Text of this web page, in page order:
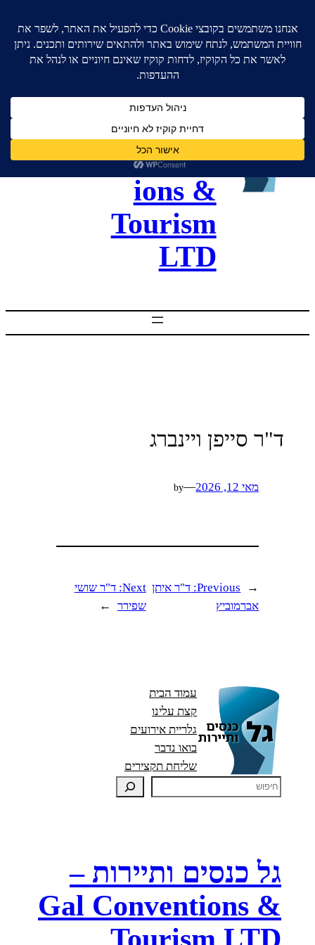
גל כנסים
ותיירות –
Gal
Convent
ions &
Tourism
LTD
ד"ר סייפן ויינברג
מאי 12, 2026 —
by
←
Previous: ד"ר איתן
אברמוביץ
Next: ד"ר שושי
שפירר
→
עמוד הבית
קצת עלינו
גלריית אירועים
בואו נדבר
שליחת תקצירים
גל כנסים ותיירות –
Gal Conventions &
Tourism LTD